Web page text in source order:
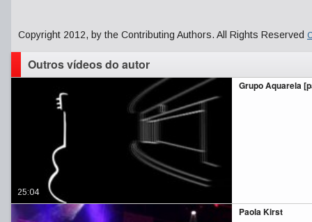
Copyright 2012, by the Contributing Authors. All Rights Reserved
Outros vídeos do autor
Grupo Aquarela
25:04
Paola Kirst